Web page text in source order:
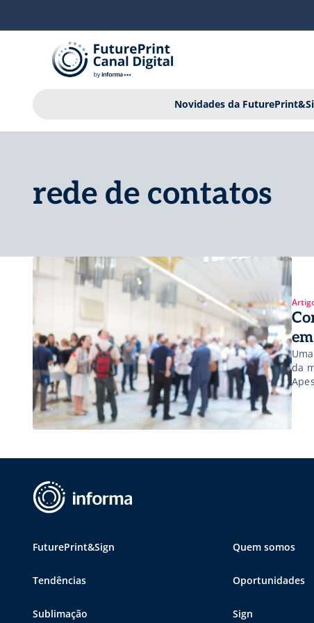
Novidades da
rede de contatos
da
que
FuturePrint&Sign Quem somos
Tendências Oportunidades
Sublimação Sign